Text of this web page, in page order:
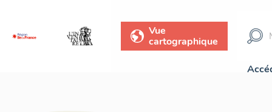
Vue
cartographique